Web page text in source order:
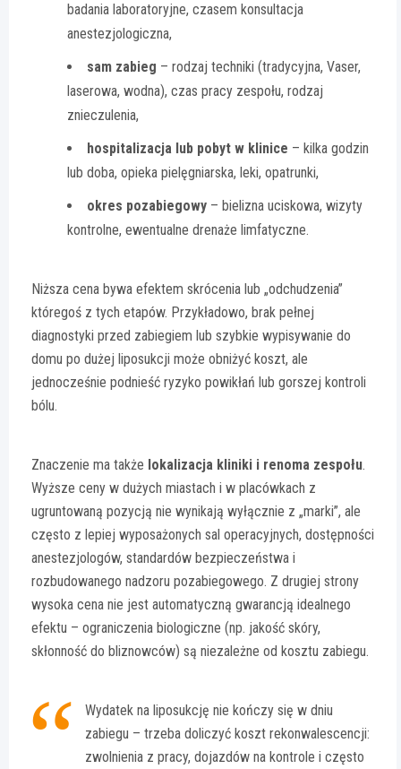
badania laboratoryjne, czasem konsultacja
anestezjologiczna,
sam zabieg – rodzaj techniki (tradycyjna, Vaser,
laserowa, wodna), czas pracy zespołu, rodzaj
znieczulenia,
hospitalizacja lub pobyt w klinice – kilka godzin
lub doba, opieka pielęgniarska, leki, opatrunki,
okres pozabiegowy – bielizna uciskowa, wizyty
kontrolne, ewentualne drenaże limfatyczne.
Niższa cena bywa efektem skrócenia lub „odchudzenia”
któregoś z tych etapów. Przykładowo, brak pełnej
diagnostyki przed zabiegiem lub szybkie wypisywanie do
domu po dużej liposukcji może obniżyć koszt, ale
jednocześnie podnieść ryzyko powikłań lub gorszej kontroli
bólu.
Znaczenie ma także lokalizacja kliniki i renoma zespołu.
Wyższe ceny w dużych miastach i w placówkach z
ugruntowaną pozycją nie wynikają wyłącznie z „marki”, ale
często z lepiej wyposażonych sal operacyjnych, dostępności
anestezjologów, standardów bezpieczeństwa i
rozbudowanego nadzoru pozabiegowego. Z drugiej strony
wysoka cena nie jest automatyczną gwarancją idealnego
efektu – ograniczenia biologiczne (np. jakość skóry,
skłonność do bliznowców) są niezależne od kosztu zabiegu.
Wydatek na liposukcję nie kończy się w dniu
zabiegu – trzeba doliczyć koszt rekonwalescencji:
zwolnienia z pracy, dojazdów na kontrole i często